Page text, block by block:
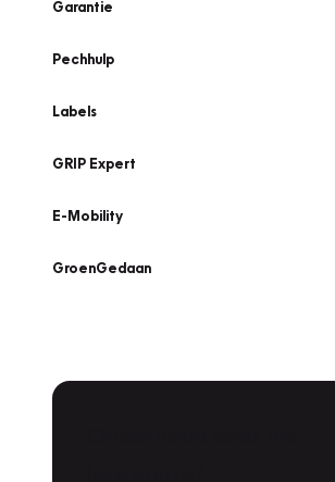
Garantie
Pechhulp
Labels
GRIP Expert
E-Mobility
GroenGedaan